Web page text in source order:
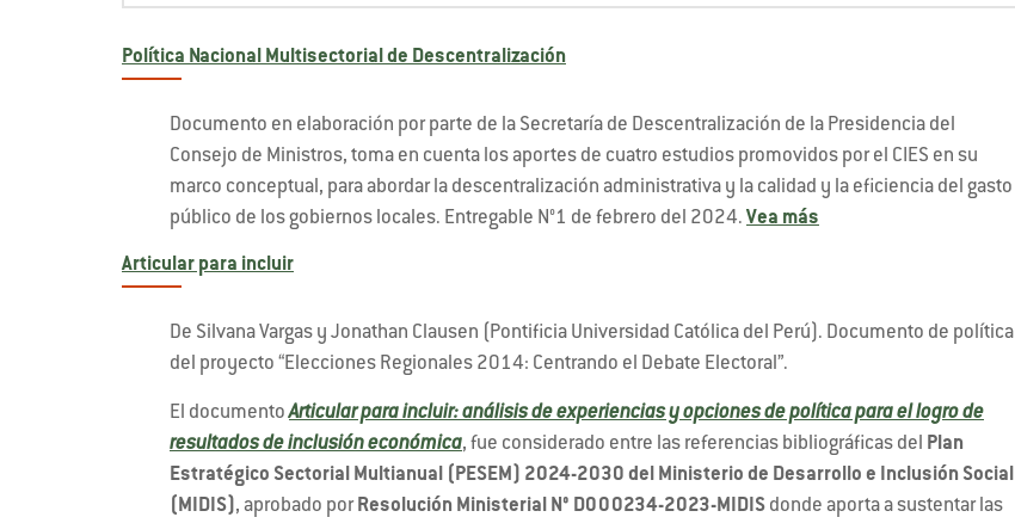
Política Nacional Multisectorial de Descentralización
Documento en elaboración por parte de la Secretaría de Descentralización de la Presidencia del
Consejo de Ministros, toma en cuenta los aportes de cuatro estudios promovidos por el CIES en su
marco conceptual, para abordar la descentralización administrativa y la calidad y la eficiencia del gasto
público de los gobiernos locales. Entregable N°1 de febrero del 2024. Vea más
Articular para incluir
De Silvana Vargas y Jonathan Clausen (Pontificia Universidad Católica del Perú). Documento de política
del proyecto “Elecciones Regionales 2014: Centrando el Debate Electoral”.
El documentoArticular para incluir: análisis de experiencias y opciones de política para el logro de
resultados de inclusión económica, fue considerado entre las referencias bibliográficas del
Plan
Estratégico Sectorial Multianual (PESEM) 2024-2030 del Ministerio de Desarrollo e Inclusión Social
(MIDIS) , aprobado por Resolución Ministerial N° D000234-2023-MIDIS donde aporta a sustentar las